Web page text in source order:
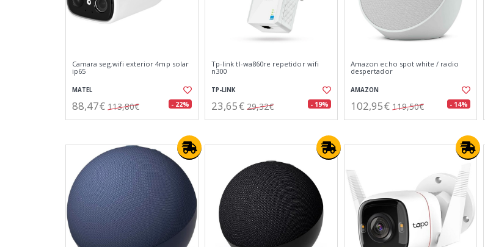
Camara seg.wifi exterior 4mp solar
ip65
MATEL
88,47€ 113,80€ - 22%
Tp-link tl-wa860re repetidor wifi
n300
TP-LINK
23,65€ 29,32€ - 19%
Amazon echo spot white / radio
despertador
AMAZON
102,95€ 119,50€ - 14%